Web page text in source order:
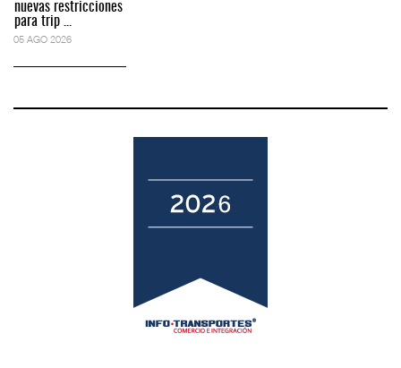
nuevas restricciones
para trip ...
05 AGO 2026